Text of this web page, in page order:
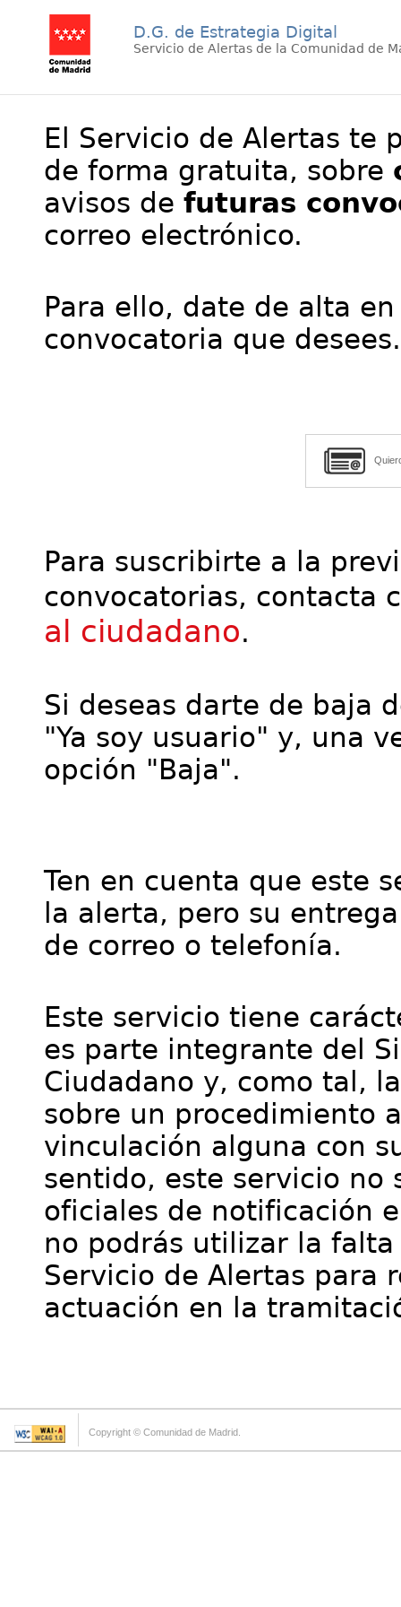
D.G. de Estrategia Digital
Servicio de Alertas de la Comunidad de
El Servicio de Alertas te
de forma gratuita, sobre
avisos de futuras
correo electrónico.
Para ello, date de alta
convocatoria que desees.
Para suscribirte a la
convocatorias, contacta
al ciudadano.
Si deseas darte de baja
"Ya soy usuario" y, una
opción "Baja".
Ten en cuenta que este
la alerta, pero su
de correo o telefonía.
Este servicio tiene
es parte integrante del
Ciudadano y, como tal,
sobre un procedimiento
vinculación alguna con
sentido, este servicio no
oficiales de notificación
no podrás utilizar la
Servicio de Alertas para
actuación en la
Copyright © Comunidad de Madrid.